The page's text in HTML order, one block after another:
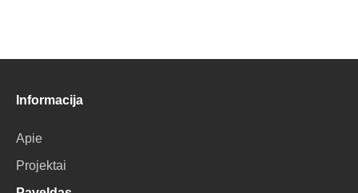
Informacija
Apie
Projektai